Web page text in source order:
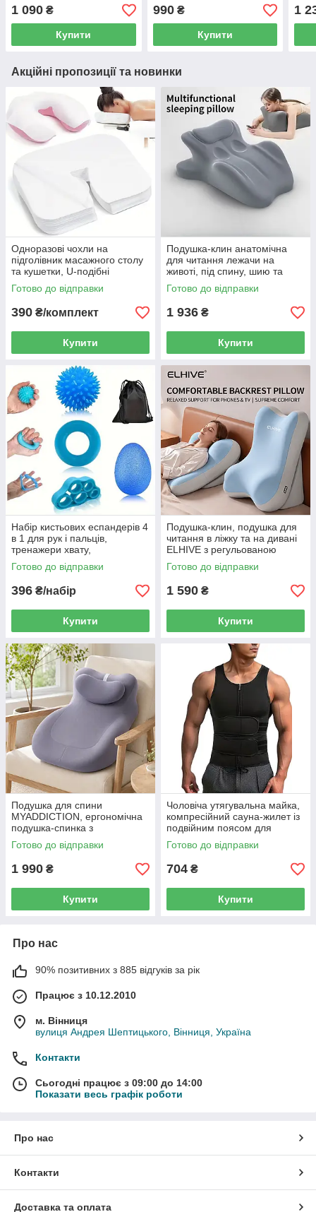
сну, Пов'язка масажер на
очі для сну та відпочинку
1 090 ₴
Купити
для сну та відпочинку
Нефритовий камінь Jade
Stone
990₴
Купити
1
Акційні пропозиції та новинки
Одноразові чохли на
підголівник масажного столу
та кушетки, U-подібні
серветки для обличчя 100 шт.
38×28 см
Готово до відправки
390 ₴/комплект
Купити
Подушка-клин анатомічна
для читання лежачи на
животі, під спину, шию та
ноги, Memory Foam, сіра
56×36×21 см
Готово до відправки
1 936 ₴
Купити
Набір кистьових еспандерів 4
в 1 для рук і пальців,
тренажери хвату,
відновлення кисті та
антистресові м’ячики
Готово до відправки
396 ₴/набір
Купити
Подушка-клин, подушка для
читання в ліжку та на дивані
ELHIVE з регульованою
опорою для спини, шиї й ніг,
Memory Foam
Готово до відправки
1 590 ₴
Купити
Подушка для спини
MYADDICTION, ергономічна
подушка-спинка з
підголівником для ліжка та
дивана 55×40×25 см
Готово до відправки
1 990 ₴
Купити
Чоловіча утягувальна майка,
компресійний сауна-жилет із
подвійним поясом для
тренувань, розмір XL, чорний
Готово до відправки
704 ₴
Купити
Про нас
90% позитивних з 885 відгуків за рік
Працює з 10.12.2010
м. Вінниця
вулиця Андрея Шептицького, Вінниця, Україна
Контакти
Сьогодні працює з 09:00 до 14:00
Показати весь графік роботи
Про нас
Контакти
Доставка та оплата